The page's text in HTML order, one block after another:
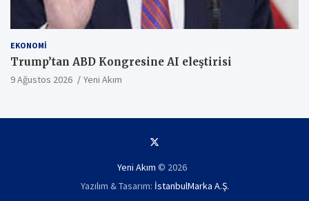
EKONOMI
Trump’tan ABD Kongresine AI eleştirisi
9 Ağustos 2026 Yeni Akım
Yeni Akım © 2026
Yazılım & Tasarım: İstanbulMarka A.Ş.